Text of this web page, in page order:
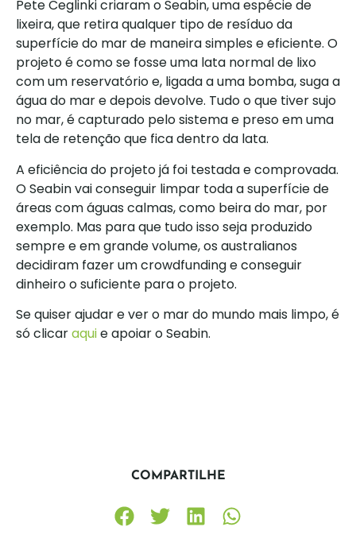
Pete Ceglinki criaram o Seabin, uma espécie de
lixeira, que retira qualquer tipo de resíduo da
superfície do mar de maneira simples e eficiente. O
projeto é como se fosse uma lata normal de lixo
com um reservatório e, ligada a uma bomba, suga a
água do mar e depois devolve. Tudo o que tiver sujo
no mar, é capturado pelo sistema e preso em uma
tela de retenção que fica dentro da lata.
A eficiência do projeto já foi testada e comprovada.
O Seabin vai conseguir limpar toda a superfície de
áreas com águas calmas, como beira do mar, por
exemplo. Mas para que tudo isso seja produzido
sempre e em grande volume, os australianos
decidiram fazer um crowdfunding e conseguir
dinheiro o suficiente para o projeto.
Se quiser ajudar e ver o mar do mundo mais limpo, é
só clicaraquie apoiar o Seabin.
COMPARTILHE